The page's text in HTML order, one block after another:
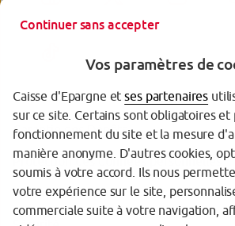
Garantie des Dépôts
Protection des données personnelles
Politique cookies
Continuer sans accepter
Vos paramètres de
Caisse d'Epargne etses partenaires
sur ce site. Certains sont obligatoires
fonctionnement du site et la mesure
manière anonyme. D'autres cookies,
soumis à votre accord. Ils nous
votre expérience sur le site,
commerciale suite à votre navigation,